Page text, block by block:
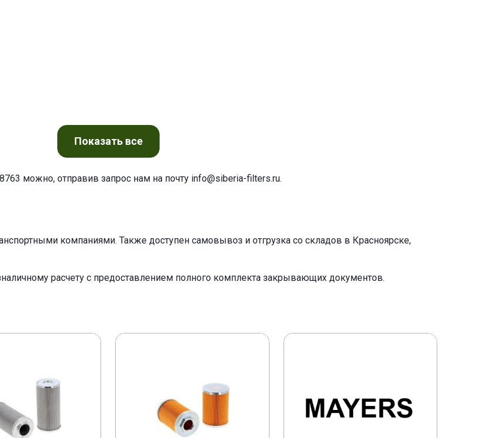
Показатьвсе
можно, отправив запрос нам на почту info@siberia-filters.ru.
компаниями. Также доступен самовывоз и отгрузка со складов в Красноярске,
расчету с предоставлением полного комплекта закрывающих документов.